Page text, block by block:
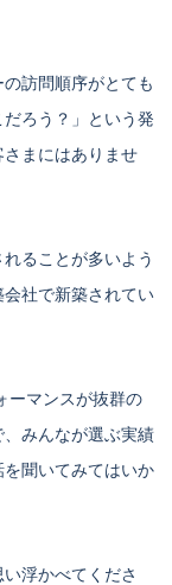
訪問順序がとても
ろう？」という発
まにはありませ
ることが多いよう
社で新築されてい
ーマンスが抜群の
みんなが選ぶ実績
を聞いてみてはいか
浮かべてくださ